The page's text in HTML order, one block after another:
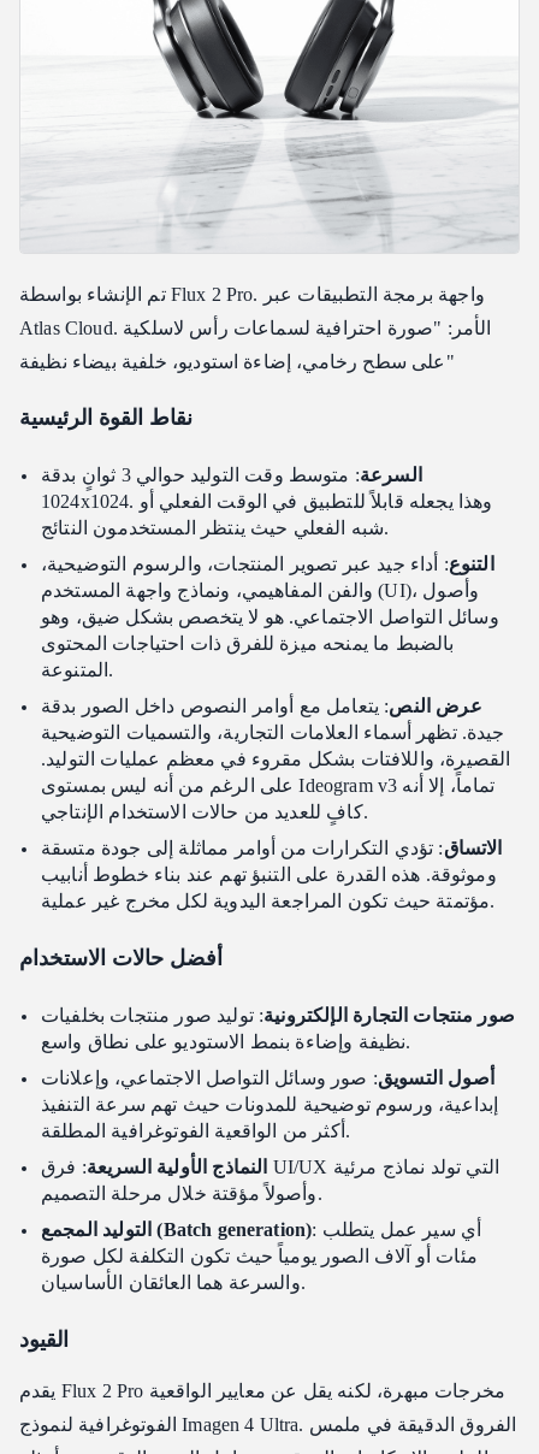
تم الإنشاء بواسطة Flux 2 Pro. واجهة برمجة التطبيقات عبر
Atlas Cloud. الأمر: "صورة احترافية لسماعات رأس لاسلكية
على سطح رخامي، إضاءة استوديو، خلفية بيضاء نظيفة"
نقاط القوة الرئيسية
السرعة
: متوسط وقت التوليد حوالي 3 ثوانٍ بدقة
1024x1024. وهذا يجعله قابلاً للتطبيق في الوقت الفعلي أو
شبه الفعلي حيث ينتظر المستخدمون النتائج.
التنوع: أداء جيد عبر تصوير المنتجات، والرسوم التوضيحية،
والفن المفاهيمي، ونماذج واجهة المستخدم (UI)، وأصول
وسائل التواصل الاجتماعي. هو لا يتخصص بشكل ضيق، وهو
بالضبط ما يمنحه ميزة للفرق ذات احتياجات المحتوى
المتنوعة.
عرض النص: يتعامل مع أوامر النصوص داخل الصور بدقة
جيدة. تظهر أسماء العلامات التجارية، والتسميات التوضيحية
القصيرة، واللافتات بشكل مقروء في معظم عمليات التوليد.
على الرغم من أنه ليس بمستوى Ideogram v3 تماماً، إلا أنه
كافٍ للعديد من حالات الاستخدام الإنتاجي.
الاتساق: تؤدي التكرارات من أوامر مماثلة إلى جودة متسقة
وموثوقة. هذه القدرة على التنبؤ تهم عند بناء خطوط أنابيب
مؤتمتة حيث تكون المراجعة اليدوية لكل مخرج غير عملية.
أفضل حالات الاستخدام
صور منتجات التجارة الإلكترونية: توليد صور منتجات بخلفيات
نظيفة وإضاءة بنمط الاستوديو على نطاق واسع.
أصول التسويق: صور وسائل التواصل الاجتماعي، وإعلانات
إبداعية، ورسوم توضيحية للمدونات حيث تهم سرعة التنفيذ
أكثر من الواقعية الفوتوغرافية المطلقة.
النماذج الأولية السريعة: فرق UI/UX التي تولد نماذج مرئية
وأصولاً مؤقتة خلال مرحلة التصميم.
التوليد المجمع (Batch generation): أي سير عمل يتطلب
مئات أو آلاف الصور يومياً حيث تكون التكلفة لكل صورة
والسرعة هما العائقان الأساسيان.
القيود
يقدم Flux 2 Pro مخرجات مبهرة، لكنه يقل عن معايير الواقعية
الفوتوغرافية لنموذج Imagen 4 Ultra. الفروق الدقيقة في ملمس